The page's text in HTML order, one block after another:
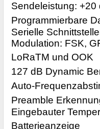
Sendeleistung: +20
Programmierbare
Serielle
Modulation: FSK,
LoRaTM und OOK
127 dB Dynamic
Auto-
Preamble
Eingebauter
Batterieanzeige